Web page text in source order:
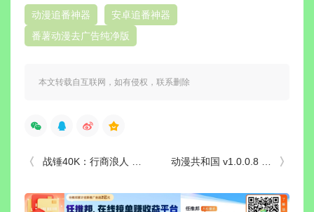
动漫追番神器
安卓追番神器
番薯动漫去广告纯净版
本文转载自互联网，如有侵权，联系删除
战锤40K：行商浪人 v1.6.1.514 免安装豪华中文绿色版+全DLC|解压即撸 动漫共和国 v1.0.0.8 解锁会员去广告版